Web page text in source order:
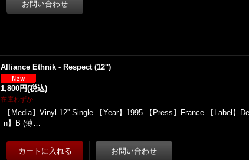
Alliance Ethnik - Respect (12'')
1,800円(税込)
在庫わずか
【Media】Vinyl 12'' Single 【Year】1995 【Press】France 【Label】
n】B (薄…